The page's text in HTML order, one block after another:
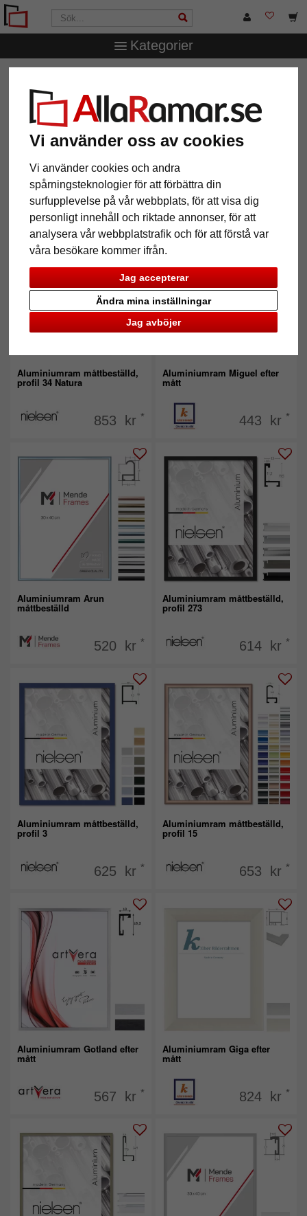
Vi använder oss av cookies
Vi använder cookies och andra
spårningsteknologier för att förbättra din
surfupplevelse på vår webbplats, för att visa dig
personligt innehåll och riktade annonser, för att
analysera vår webbplatstrafik och för att förstå var
våra besökare kommer ifrån.
Jag accepterar
Jag avböjer
Ändra mina inställningar
Kategorier
12 Artiklar Populärast
Aluminiumram måttbeställd,
profil 34 Natura
853 kr *
Aluminiumram Miguel efter
mått
443 kr *
Aluminiumram Arun
måttbeställd
520 kr *
Aluminiumram måttbeställd,
profil 273
614 kr *
Aluminiumram måttbeställd,
profil 3
625 kr *
Aluminiumram måttbeställd,
profil 15
653 kr *
Aluminiumram Gotland efter
mått
567 kr *
Aluminiumram Giga efter
mått
824 kr *